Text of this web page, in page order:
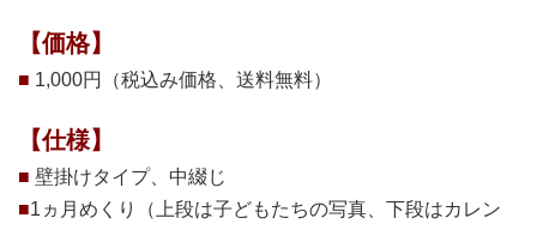
【価格】
■ 1,000円（税込み価格、送料無料）
【仕様】
■ 壁掛けタイプ、中綴じ
■1ヵ月めくり（上段は子どもたちの写真、下段はカレン